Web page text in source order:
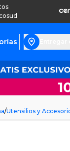
/Utensilios y